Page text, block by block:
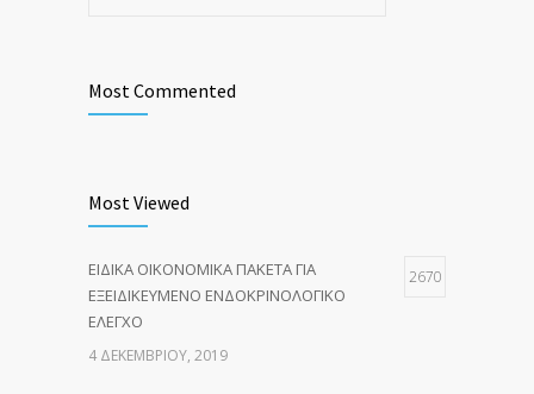
Most Commented
Most Viewed
ΕΙΔΙΚΑ ΟΙΚΟΝΟΜΙΚΑ ΠΑΚΕΤΑ ΓΙΑ
ΕΞΕΙΔΙΚΕΥΜΕΝΟ ΕΝΔΟΚΡΙΝΟΛΟΓΙΚΟ
ΕΛΕΓΧΟ
2670
4 ΔΕΚΕΜΒΡΊΟΥ, 2019